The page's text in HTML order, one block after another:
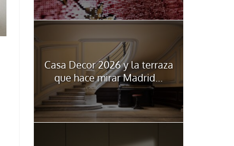
Casa Decor 2026 y la terraza
que hace mirar Madrid...